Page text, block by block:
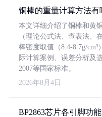
铜棒的重量计算方法有
本文详细介绍了铜棒和黄
（理论公式法、查表法、
棒密度取值（8.4-8.7g/
际计算案例、误差分析及
2007等国家标准。
2026年8月4日
BP2863芯片各引脚功能